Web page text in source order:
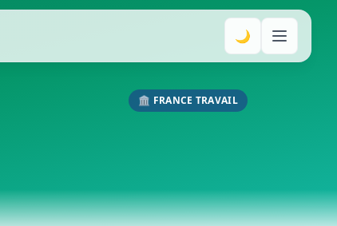
🌙
🏛️ FRANCE TRAVAIL